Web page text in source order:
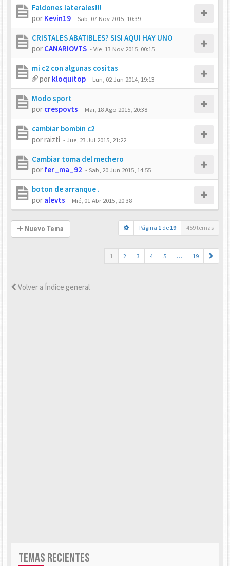
Faldones laterales!!!
por Kevin19 -Sab, 07 Nov 2015, 10:39
CRISTALES ABATIBLES? SISI AQUI HAY UNO
por CANARIOVTS -Vie, 13 Nov 2015, 00:15
mi c2 con algunas cositas
por kloquitop - Lun, 02 Jun 2014, 19:13
Modo sport
por crespovts - Mar, 18 Ago 2015, 20:38
cambiar bombin c2
porraizti -Jue, 23 Jul 2015, 21:22
Cambiar toma del mechero
por fer_ma_92 -Sab, 20 Jun 2015, 14:55
boton de arranque .
por alevts - Mié, 01 Abr 2015, 20:38
Nuevo Tema Página 1 de 19 459 temas
1 2 3 4 5 … 19
Volver a Índice general
TEMAS RECIENTES